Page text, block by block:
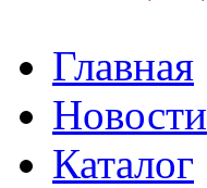
Главная
Новости
Каталог